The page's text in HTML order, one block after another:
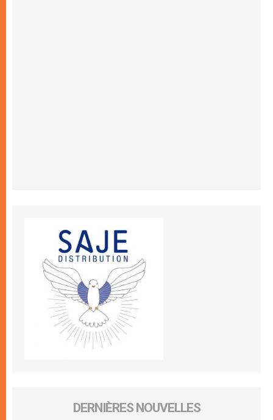
DERNIÈRES NOUVELLES